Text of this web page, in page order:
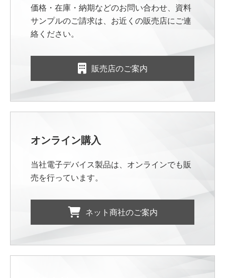
価格・在庫・納期などのお問い合わせ、資料
サンプルのご請求は、お近くの販売店にご連
絡ください。
販売店のご案内
オンライン購入
当社電子デバイス製品は、オンラインでも販
売を行っています。
ネット商社のご案内